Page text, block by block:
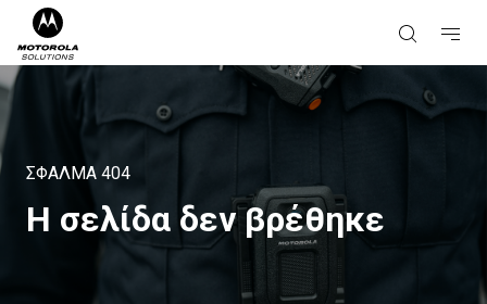
ΣΦΑΛΜΑ 404
Η σελίδα δεν βρέθηκε